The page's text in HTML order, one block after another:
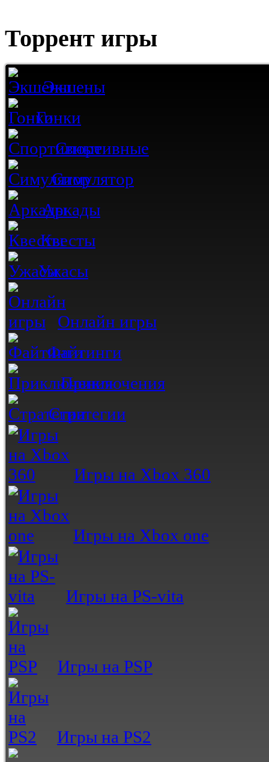
Торрент игры
Экшены
Гонки
Спортивные
Симулятор
Аркады
Квесты
Ужасы
Онлайн игры
Файтинги
Приключения
Стратегии
Игры на Xbox 360
Игры на Xbox one
Игры на PS-vita
Игры на PSP
Игры на PS2